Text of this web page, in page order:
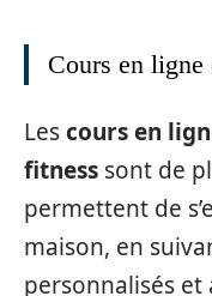
Cours en
Lescours en
fitness sont de
permettent de
maison, en
personnalisés et